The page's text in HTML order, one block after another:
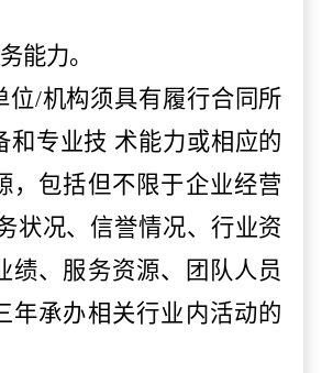
能力。
位/机构须具有履行合同所
和专业技 术能力或相应的
，包括但不限于企业经营
状况、信誉情况、行业资
绩、服务资源、团队人员
年承办相关行业内活动的